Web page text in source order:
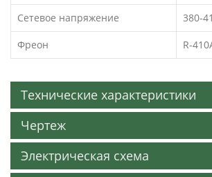
Сетевое напряжение 380-
Фреон R-
Технические характеристики
Чертеж
Электрическая схема